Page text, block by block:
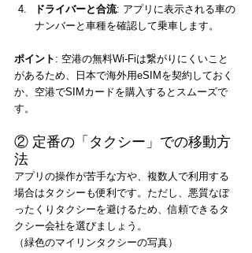
ドライバーと合流: アプリに表示される車の
ナンバーと車種を確認して乗車します。
ポイント : 空港の無料Wi-Fiは繋がりにくいこと
があるため、日本で海外用eSIMを契約しておく
か、空港でSIMカードを購入するとスムーズで
す。
② 定番の「タクシー」での移動方
法
アプリの操作が苦手な方や、複数人で利用する
場合はタクシーも便利です。ただし、悪質なぼ
ったくりタクシーを避けるため、信頼できるタ
クシー会社を選びましょう。
（緑色のマイリンタクシーの写真）